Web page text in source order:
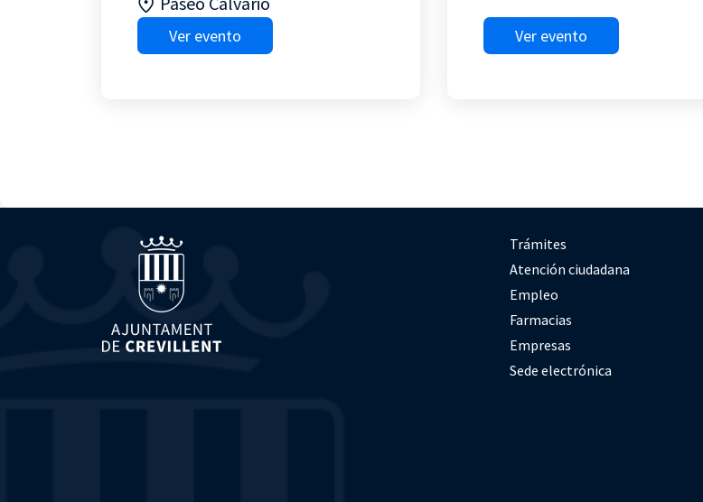
Ver evento Ver evento
Trámites
Atención ciudadana
Empleo
Farmacias
Empresas
Sede electrónica